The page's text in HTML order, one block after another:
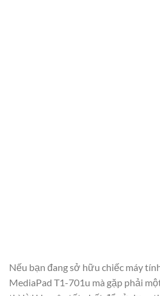
Nếu bạn đang sở hữu chiếc máy
MediaPad T1-701u mà gặp phải